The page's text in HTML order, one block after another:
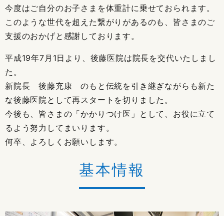
今度はご自分のお子さまを体重計に乗せておられます。
このような世代を超えた繋がりがあるのも、皆さまのご
支援のおかげと感謝しております。
平成19年7月1日より、後藤医院は院長を交代いたしまし
た。
新院長 後藤充康 のもと伝統を引き継ぎながらも新た
な後藤医院として再スタートを切りました。
今後も、皆さまの「かかりつけ医」として、お役に立て
るよう努力してまいります。
何卒、よろしくお願いします。
基本情報